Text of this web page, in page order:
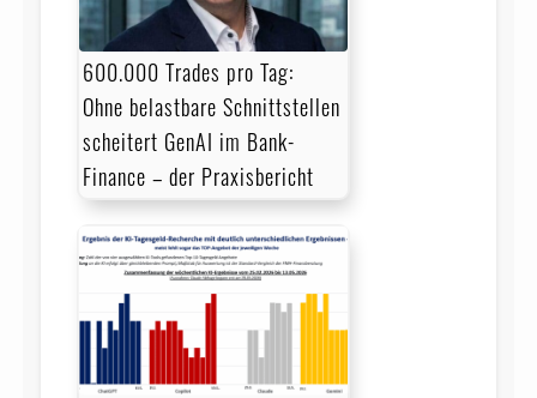
600.000 Trades pro Tag:
Ohne belastbare Schnittstellen
scheitert GenAI im Bank-
Finance – der Praxisbericht